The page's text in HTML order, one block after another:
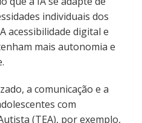
individuais dos
acessibilidade digital e
mais autonomia e
a comunicação e a
com
(TEA), por exemplo,